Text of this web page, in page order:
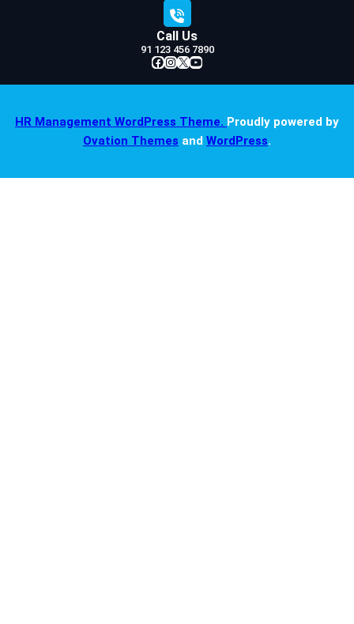
Call Us
91 123 456 7890
Facebook InstagramX YouTube
HR Management WordPress Theme. Proudly powered by
Ovation Themes and WordPress.